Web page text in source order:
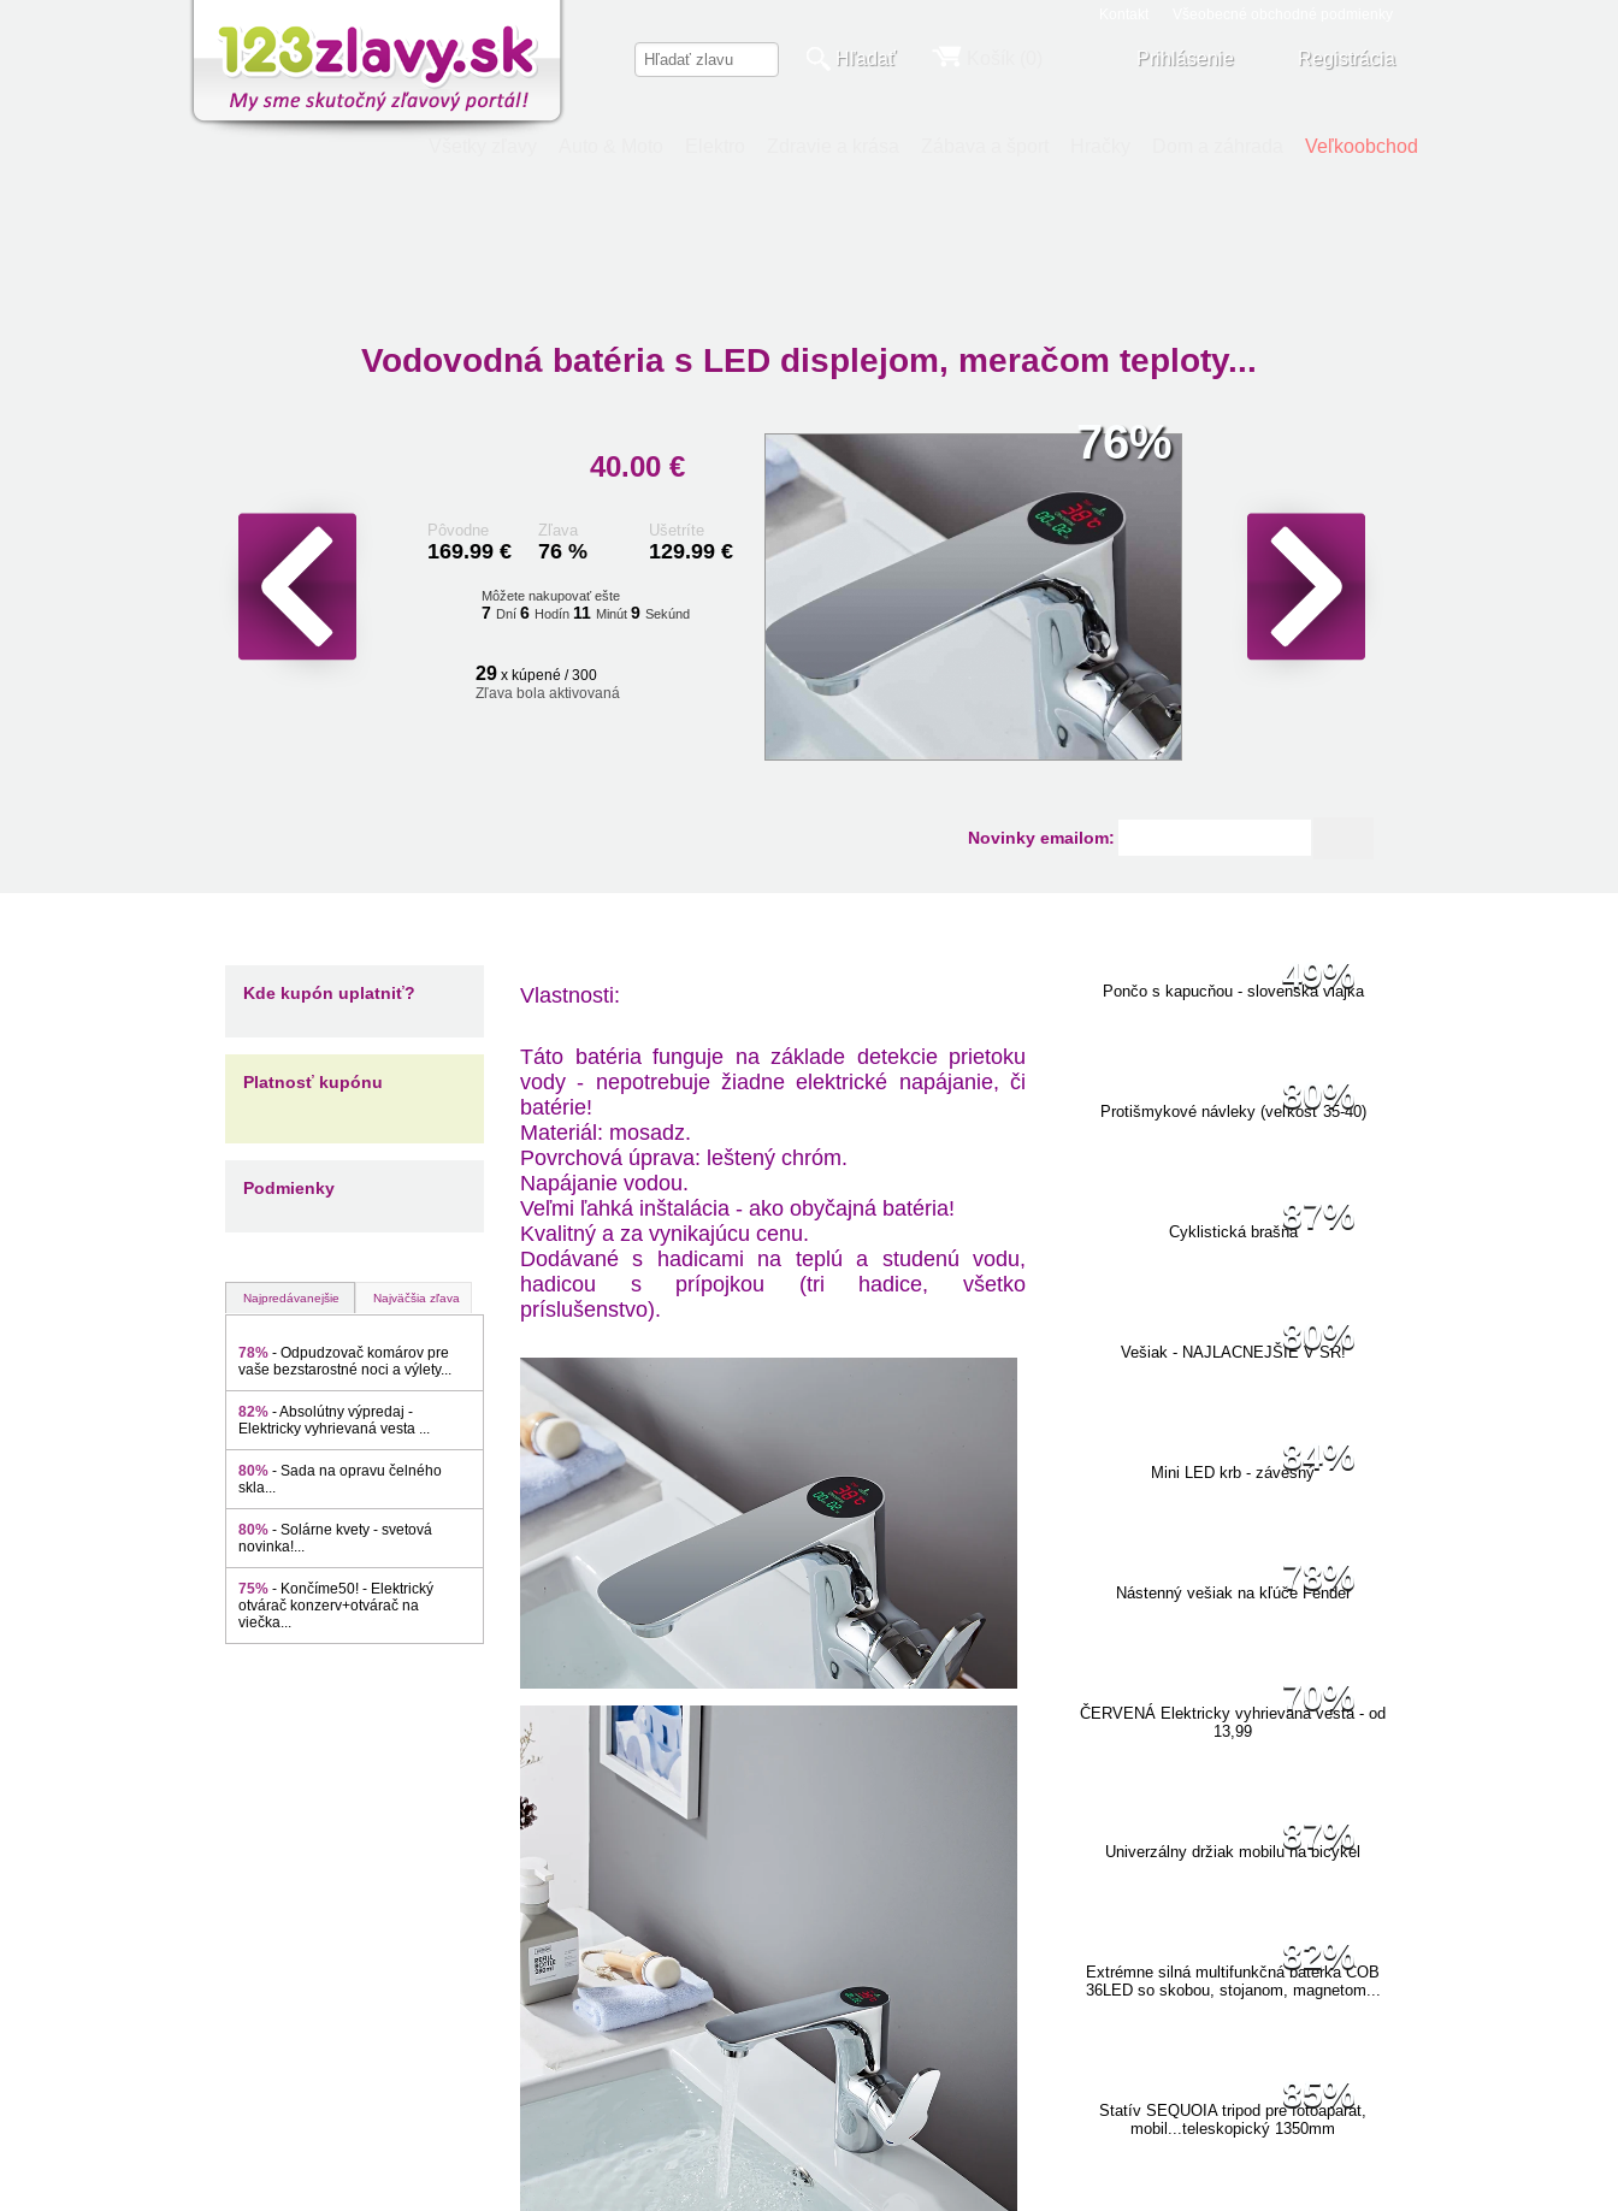
Hľadať Prihlásenie Registrácia
Veľkoobchod
Vodovodná batéria s LED displejom, meračom teploty...
76%
40.00 €
Pôvodne
169.99 €
Zľava
76 %
Ušetríte
129.99 €
Môžete nakupovať ešte
7 Dní 6 Hodín 11 Minút 9 Sekúnd
29x kúpené / 300
Zľava bola aktivovaná
Novinky emailom:
Kde kupón uplatniť?
Platnosť kupónu
Podmienky
Najpredávanejšie Najväčšia zľava
78% - Odpudzovač komárov pre
vaše bezstarostné noci a výlety...
82% - Absolútny výpredaj -
Elektricky vyhrievaná vesta ...
80% - Sada na opravu čelného
skla...
80% - Solárne kvety - svetová
novinka!...
75% - Končíme50! - Elektrický
otvárač konzerv+otvárač na
viečka...
Vlastnosti:
Táto batéria funguje na základe detekcie prietoku
vody - nepotrebuje žiadne elektrické napájanie, či
batérie!
Materiál: mosadz.
Povrchová úprava: leštený chróm.
Napájanie vodou.
Veľmi ľahká inštalácia - ako obyčajná batéria!
Kvalitný a za vynikajúcu cenu.
Dodávané s hadicami na teplú a studenú vodu,
hadicou s prípojkou (tri hadice, všetko
príslušenstvo).
49%
Pončo s kapucňou - slovenská vlajka
80%
Protišmykové návleky (veľkosť 35-40)
87%
Cyklistická brašňa
80%
Vešiak - NAJLACNEJŠIE V SR!
84%
Mini LED krb - závesný
78%
Nástenný vešiak na kľúče Fender
70%
ČERVENÁ Elektricky vyhrievaná vesta - od
13,99
87%
Univerzálny držiak mobilu na bicykel
82%
Extrémne silná multifunkčná baterka COB
36LED so skobou, stojanom, magnetom...
85%
Statív SEQUOIA tripod pre fotoaparát,
mobil...teleskopický 1350mm